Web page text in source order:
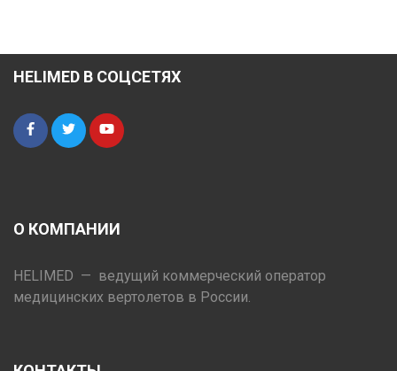
HELIMED В СОЦСЕТЯХ
О КОМПАНИИ
HELIMED — ведущий коммерческий оператор
медицинских вертолетов в России.